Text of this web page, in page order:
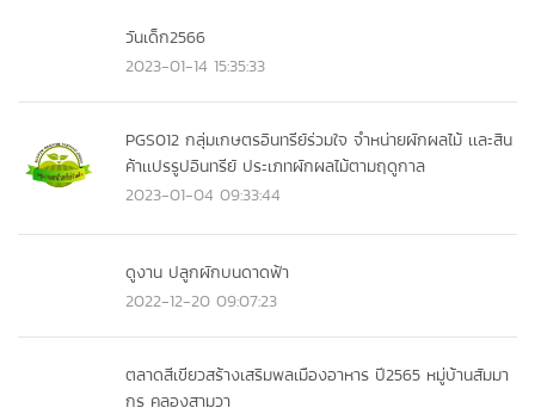
วันเด็ก2566
2023-01-14 15:35:33
PGS012 กลุ่มเกษตรอินทรีย์ร่วมใจ จำหน่ายผักผลไม้ เเละสิน
ค้าเเปรรูปอินทรีย์ ประเภทผักผลไม้ตามฤดูกาล
2023-01-04 09:33:44
ดูงาน ปลูกผักบนดาดฟ้า
2022-12-20 09:07:23
ตลาดสีเขียวสร้างเสริมพลเมืองอาหาร ปี2565 หมู่บ้านสัมมา
กร คลองสามวา